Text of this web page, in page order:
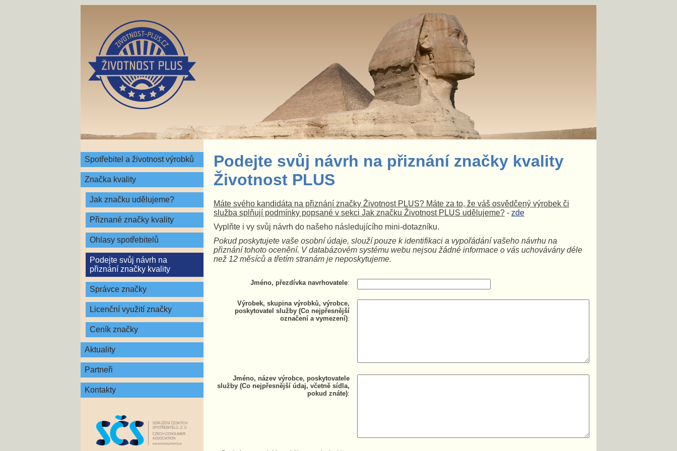
Spotřebitel a životnost výrobků
Značka kvality
Jak značku udělujeme?
Přiznané značky kvality
Ohlasy spotřebitelů
Podejte svůj návrh na
přiznání značky kvality
Správce značky
Licenční využití značky
Ceník značky
Aktuality
Partneři
Kontakty
Podejte svůj návrh na přiznání značky kvality
Životnost PLUS
Máte svého kandidáta na přiznání značky Životnost PLUS? Máte za to, že váš osvědčený výrobek či
služba splňují podmínky popsané v sekci Jak značku Životnost PLUS udělujeme? - zde
Vyplňte i vy svůj návrh do našeho následujícího mini-dotazníku.
Pokud poskytujete vaše osobní údaje, slouží pouze k identifikaci a vypořádání vašeho návrhu na
přiznání tohoto ocenění. V databázovém systému webu nejsou žádné informace o vás uchovávány déle
než 12 měsíců a třetím stranám je neposkytujeme.
Jméno, přezdívka navrhovatele:
Výrobek, skupina výrobků, výrobce,
poskytovatel služby (Co nejpřesnější
označení a vymezení):
Jméno, název výrobce, poskytovatele
služby (Co nejpřesnější údaj, včetně sídla,
pokud znáte):